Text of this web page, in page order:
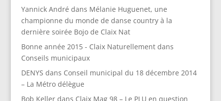
Yannick André dans Mélanie Huguenet, une
championne du monde de danse country à la
dernière soirée Bojo de Claix Nat
Bonne année 2015 - Claix Naturellementdans
Conseils municipaux
DENYS dans Conseil municipal du 18 décembre 2014
– La Métro délègue
Bob Kellerdans Claix Mag 98 – Le PLU en question